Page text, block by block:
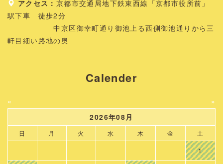
アクセス： 京都市交通局地下鉄東西線「京都市役所前」
駅下車 徒歩2分
中京区御幸町通り御池上る西側御池通りから三
軒目細い路地の奥
Calender
«
»
2026年08月
日 月 火 水 木 金 土
1